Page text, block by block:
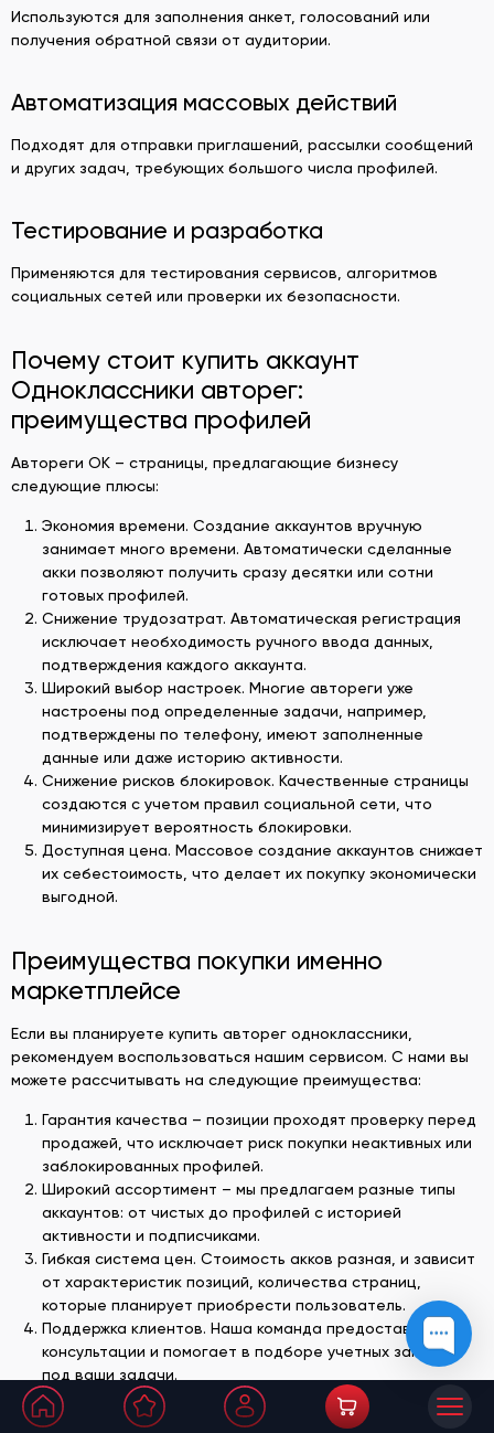
Используются для заполнения анкет, голосований или
получения обратной связи от аудитории.
Автоматизация массовых действий
Подходят для отправки приглашений, рассылки сообщений
и других задач, требующих большого числа профилей.
Тестирование и разработка
Применяются для тестирования сервисов, алгоритмов
социальных сетей или проверки их безопасности.
Почему стоит купить аккаунт
Одноклассники авторег:
преимущества профилей
Автореги ОК – страницы, предлагающие бизнесу
следующие плюсы:
Экономия времени. Создание аккаунтов вручную
занимает много времени. Автоматически сделанные
акки позволяют получить сразу десятки или сотни
готовых профилей.
Снижение трудозатрат. Автоматическая регистрация
исключает необходимость ручного ввода данных,
подтверждения каждого аккаунта.
Широкий выбор настроек. Многие автореги уже
настроены под определенные задачи, например,
подтверждены по телефону, имеют заполненные
данные или даже историю активности.
Снижение рисков блокировок. Качественные страницы
создаются с учетом правил социальной сети, что
минимизирует вероятность блокировки.
Доступная цена. Массовое создание аккаунтов снижает
их себестоимость, что делает их покупку экономически
выгодной.
Преимущества покупки именно
маркетплейсе
Если вы планируете купить авторег одноклассники,
рекомендуем воспользоваться нашим сервисом. С нами вы
можете рассчитывать на следующие преимущества:
Гарантия качества – позиции проходят проверку перед
продажей, что исключает риск покупки неактивных или
заблокированных профилей.
Широкий ассортимент – мы предлагаем разные типы
аккаунтов: от чистых до профилей с историей
активности и подписчиками.
Гибкая система цен. Стоимость акков разная, и зависит
от характеристик позиций, количества страниц,
которые планирует приобрести пользователь.
Поддержка клиентов. Наша команда предоставляет
консультации и помогает в подборе учетных записей
под ваши задачи.
Безопасность сделки – транзакции защищены, а
данные клиентов остаются конфиденциальными.